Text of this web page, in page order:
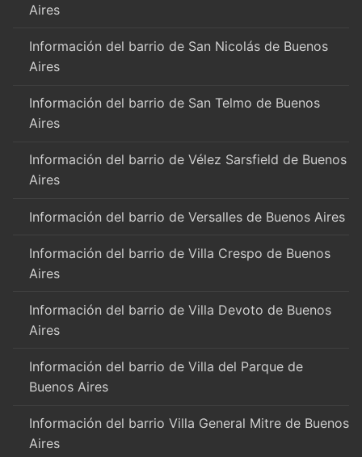
Aires
Información del barrio de San Nicolás de Buenos
Aires
Información del barrio de San Telmo de Buenos
Aires
Información del barrio de Vélez Sarsfield de Buenos
Aires
Información del barrio de Versalles de Buenos Aires
Información del barrio de Villa Crespo de Buenos
Aires
Información del barrio de Villa Devoto de Buenos
Aires
Información del barrio de Villa del Parque de
Buenos Aires
Información del barrio Villa General Mitre de Buenos
Aires